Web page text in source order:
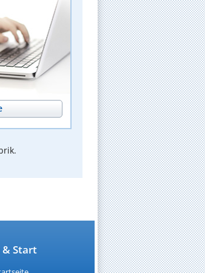
& Start